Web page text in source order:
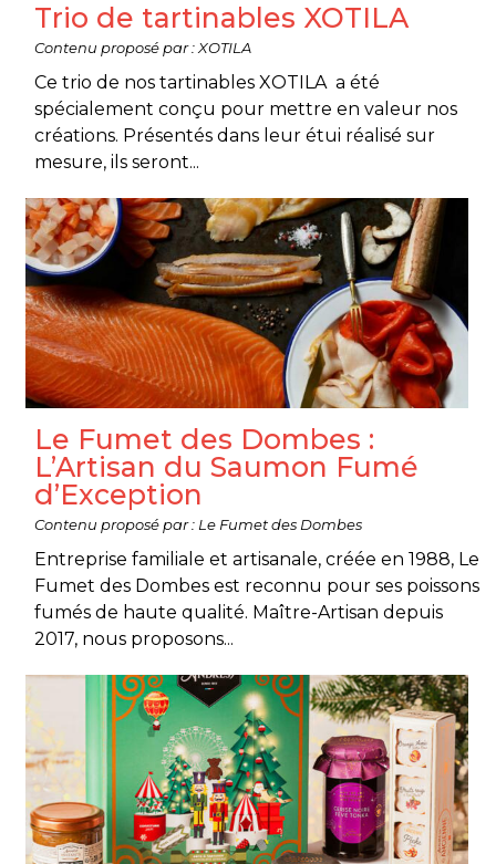
Trio de tartinables XOTILA
Contenu proposé par : XOTILA
Ce trio de nos tartinables XOTILA a été
spécialement conçu pour mettre en valeur nos
créations. Présentés dans leur étui réalisé sur
mesure, ils seront...
Le Fumet des Dombes :
L’Artisan du Saumon Fumé
d’Exception
Contenu proposé par : Le Fumet des Dombes
Entreprise familiale et artisanale, créée en 1988, Le
Fumet des Dombes est reconnu pour ses poissons
fumés de haute qualité. Maître-Artisan depuis
2017, nous proposons...